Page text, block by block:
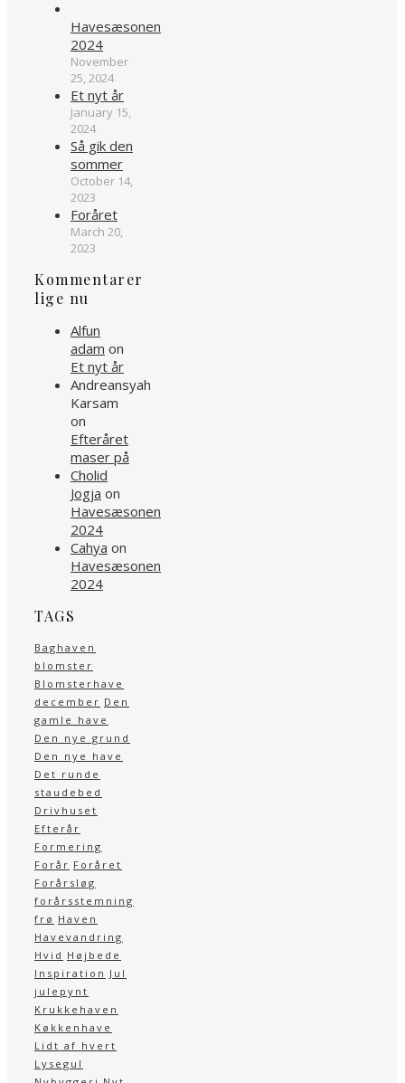
Havesæsonen
2024
November
25, 2024
Et nyt år
January 15,
2024
Så gik den
sommer
October 14,
2023
Foråret
March 20,
2023
Kommentarer
lige nu
Alfun
adam on
Et nyt år
Andreansyah
Karsam
on
Efteråret
maser på
Cholid
Jogja on
Havesæsonen
2024
Cahya on
Havesæsonen
2024
TAGS
Baghaven
blomster
Blomsterhave
december Den
gamle have
Den nye grund
Den nye have
Det runde
staudebed
Drivhuset
Efterår
Formering
Forår Foråret
Forårsløg
forårsstemning
frø Haven
Havevandring
Hvid Højbede
Inspiration Jul
julepynt
Krukkehaven
Køkkenhave
Lidt af hvert
Lysegul